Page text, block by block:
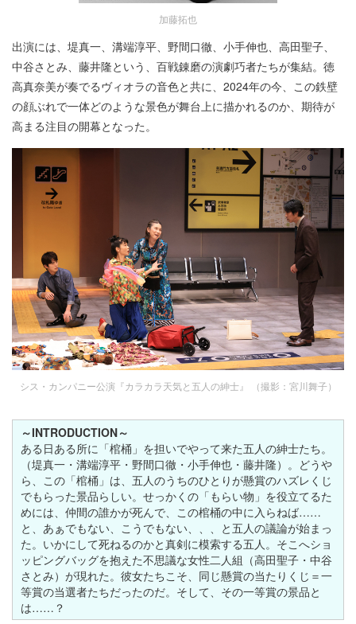
加藤拓也
出演には、堤真一、溝端淳平、野間口徹、小手伸也、高田聖子、
中谷さとみ、藤井隆という、百戦錬磨の演劇巧者たちが集結。徳
高真奈美が奏でるヴィオラの音色と共に、2024年の今、この鉄壁
の顔ぶれで一体どのような景色が舞台上に描かれるのか、期待が
高まる注目の開幕となった。
シス・カンパニー公演『カラカラ天気と五人の紳士』 （撮影：宮川舞子）
～INTRODUCTION～
ある日ある所に「棺桶」を担いでやって来た五人の紳士たち。
（堤真一・溝端淳平・野間口徹・小手伸也・藤井隆）。どうや
ら、この「棺桶」は、五人のうちのひとりが懸賞のハズレくじ
でもらった景品らしい。せっかくの「もらい物」を役立てるた
めには、仲間の誰かが死んで、この棺桶の中に入らねば……
と、あぁでもない、こうでもない、、、と五人の議論が始まっ
た。いかにして死ねるのかと真剣に模索する五人。そこへショ
ッピングバッグを抱えた不思議な女性二人組（高田聖子・中谷
さとみ）が現れた。彼女たちこそ、同じ懸賞の当たりくじ＝一
等賞の当選者たちだったのだ。そして、その一等賞の景品と
は……？